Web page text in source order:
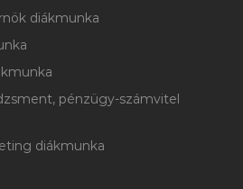
diákmunka
pénzügy-számvitel
diákmunka